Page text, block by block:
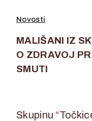
Novosti
MALIŠANI IZ
O ZDRAVOJ
SMUTI
Skupinu